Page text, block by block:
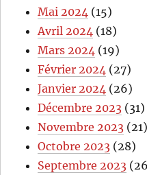
Mai 2024 (15)
Avril 2024 (18)
Mars 2024 (19)
Février 2024 (27)
Janvier 2024 (26)
Décembre 2023 (31)
Novembre 2023 (21)
Octobre 2023 (28)
Septembre 2023